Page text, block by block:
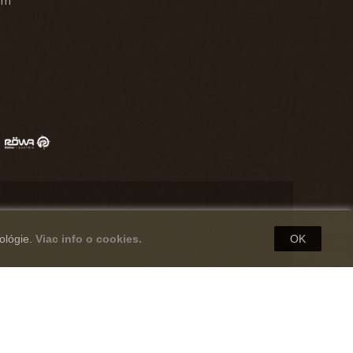
Viac info o cookies. OK